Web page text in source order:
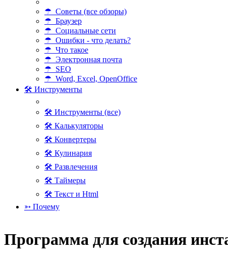
☂ Советы (все обзоры)
☂ Браузер
☂ Социальные сети
☂ Ошибки - что делать?
☂ Что такое
☂ Электронная почта
☂ SEO
☂ Word, Excel, OpenOffice
🛠 Инструменты
🛠 Инструменты (все)
🛠 Калькуляторы
🛠 Конвертеры
🛠 Кулинария
🛠 Развлечения
🛠 Таймеры
🛠 Текст и Html
➳ Почему
Программа для создания